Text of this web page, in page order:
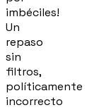
imbéciles!
Un
repaso
sin
filtros,
políticamente
incorrecto